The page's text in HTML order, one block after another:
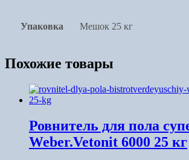
Упаковка Мешок 25 кг
Похожие товары
Ровнитель для пола
Weber.Vetonit 6000 25 кг